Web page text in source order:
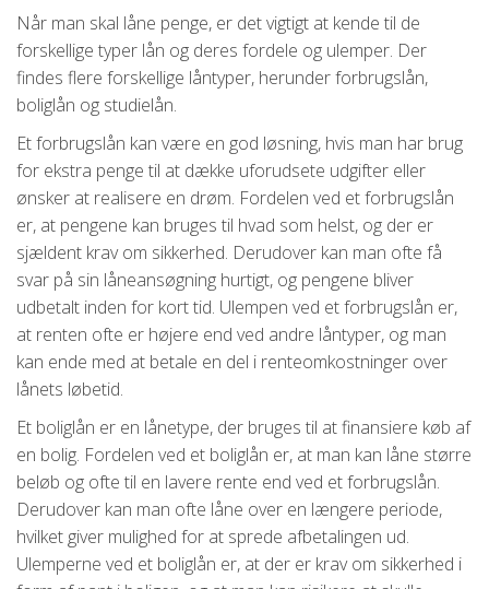
Når man skal låne penge, er det vigtigt at kende til de
forskellige typer lån og deres fordele og ulemper. Der
findes flere forskellige låntyper, herunder forbrugslån,
boliglån og studielån.
Et forbrugslån kan være en god løsning, hvis man har brug
for ekstra penge til at dække uforudsete udgifter eller
ønsker at realisere en drøm. Fordelen ved et forbrugslån
er, at pengene kan bruges til hvad som helst, og der er
sjældent krav om sikkerhed. Derudover kan man ofte få
svar på sin låneansøgning hurtigt, og pengene bliver
udbetalt inden for kort tid. Ulempen ved et forbrugslån er,
at renten ofte er højere end ved andre låntyper, og man
kan ende med at betale en del i renteomkostninger over
lånets løbetid.
Et boliglån er en lånetype, der bruges til at finansiere køb af
en bolig. Fordelen ved et boliglån er, at man kan låne større
beløb og ofte til en lavere rente end ved et forbrugslån.
Derudover kan man ofte låne over en længere periode,
hvilket giver mulighed for at sprede afbetalingen ud.
Ulemperne ved et boliglån er, at der er krav om sikkerhed i